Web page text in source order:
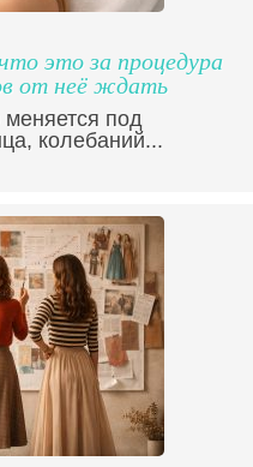
это за процедура
от неё ждать
под
колебаний...